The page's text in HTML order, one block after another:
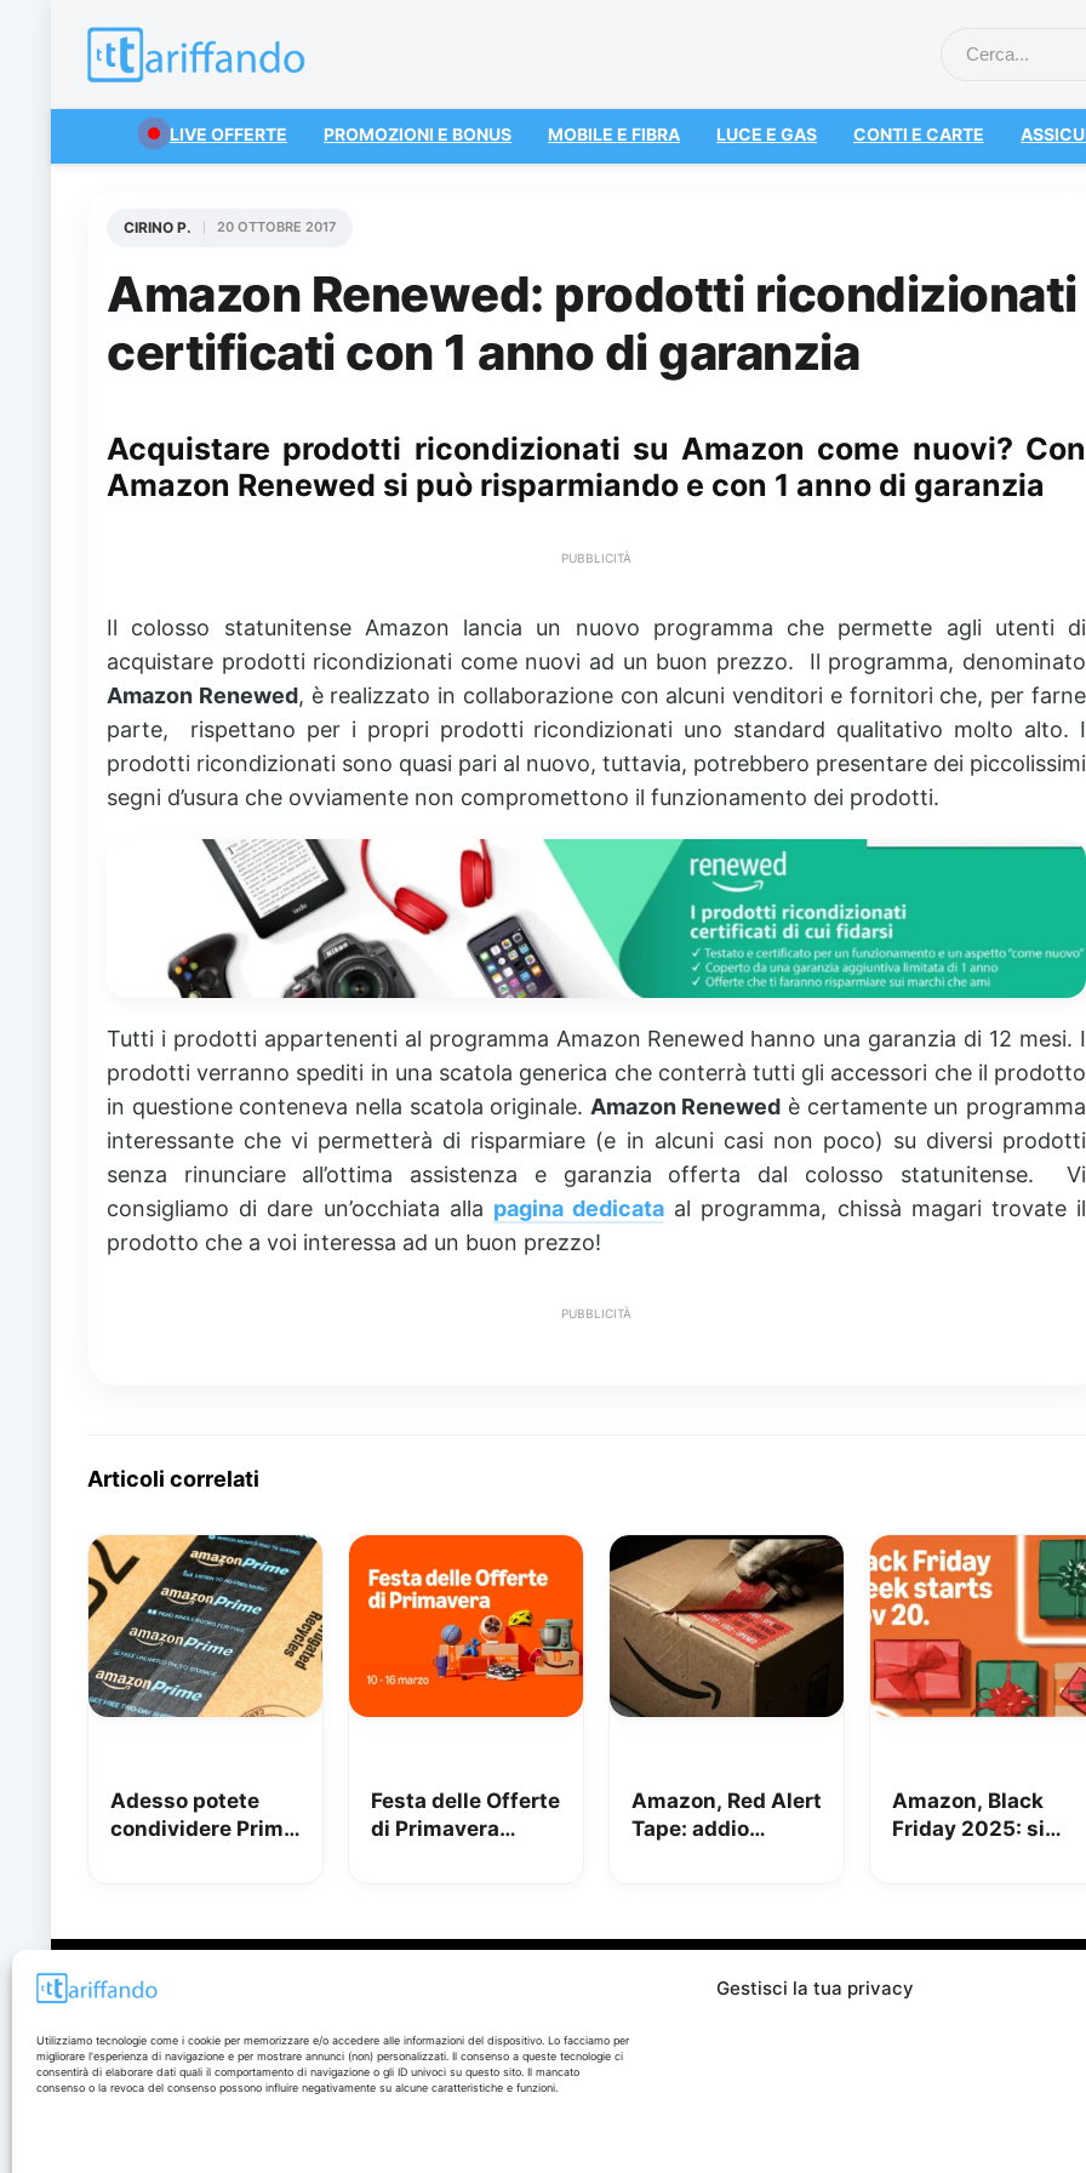
Gestisci la tua privacy
Utilizziamo tecnologie come i cookie per memorizzare e/o accedere alle informazioni del dispositivo. Lo facciamo per
migliorare l'esperienza di navigazione e per mostrare annunci (non) personalizzati. Il consenso a queste tecnologie ci
consentirà di elaborare dati quali il comportamento di navigazione o gli ID univoci su questo sito. Il mancato
consenso o la revoca del consenso possono influire negativamente su alcune caratteristiche e funzioni.
LIVE OFFERTE PROMOZIONI E BONUS MOBILE E FIBRA LUCE E GAS CONTI E CARTE
Amazon Renewed: prodotti ricondizionati
certificati con 1 anno di garanzia
CIRINO P. 20 OTTOBRE 2017
Acquistare prodotti ricondizionati su Amazon come nuovi? Con
Amazon Renewed si può risparmiando e con 1 anno di garanzia
PUBBLICITÀ
Il colosso statunitense Amazon lancia un nuovo programma che permette agli utenti di
acquistare prodotti ricondizionati come nuovi ad un buon prezzo. Il programma, denominato
Amazon Renewed, è realizzato in collaborazione con alcuni venditori e fornitori che, per farne
parte, rispettano per i propri prodotti ricondizionati uno standard qualitativo molto alto. I
prodotti ricondizionati sono quasi pari al nuovo, tuttavia, potrebbero presentare dei piccolissimi
segni d’usura che ovviamente non compromettono il funzionamento dei prodotti.
Tutti i prodotti appartenenti al programma Amazon Renewed hanno una garanzia di 12 mesi. I
prodotti verranno spediti in una scatola generica che conterrà tutti gli accessori che il prodotto
in questione conteneva nella scatola originale. Amazon Renewed è certamente un programma
interessante che vi permetterà di risparmiare (e in alcuni casi non poco) su diversi prodotti
senza rinunciare all’ottima assistenza e garanzia offerta dal colosso statunitense. Vi
consigliamo di dare un’occhiata alla pagina dedicata al programma, chissà magari trovate il
prodotto che a voi interessa ad un buon prezzo!
PUBBLICITÀ
Articoli correlati
Adesso potete
condividere Prime
Festa delle Offerte
di Primavera
prepararsi
Amazon, Red Alert
Tape: addio
Amazon, Black
Friday 2025: si
Disclaimer
I marchi citati appartengono ai rispettivi proprietari. Le
offerte segnalate possono subire variazioni: verifica
In qualità di Affiliato Amazon ed eBay, Tariffando riceve